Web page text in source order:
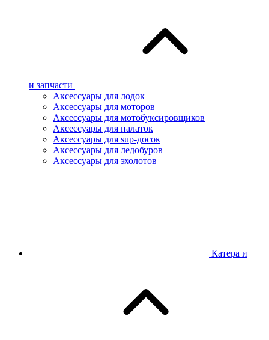
и запчасти
Аксессуары для лодок
Аксессуары для моторов
Аксессуары для мотобуксировщиков
Аксессуары для палаток
Аксессуары для sup-досок
Аксессуары для ледобуров
Аксессуары для эхолотов
Катера и